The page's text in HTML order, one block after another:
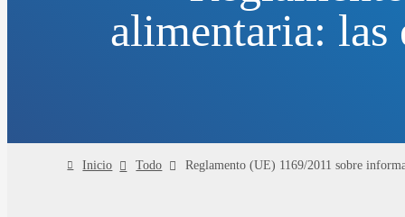
alimentaria: las
Inicio Todo Reglamento (UE) 1169/2011 sobre